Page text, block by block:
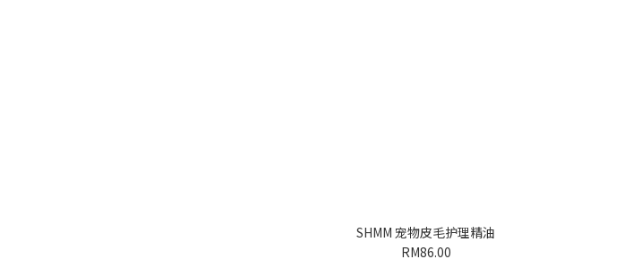
SHMM 宠物皮毛护理精油
RM86.00